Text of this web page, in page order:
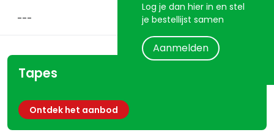
Log je dan hier in en stel
je bestellijst samen
Aanmelden
Tapes
Ontdek het aanbod